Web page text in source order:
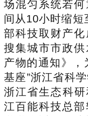
场混匀系统若
间从10小时缩短
部科技取财产
搜集城市市政
产物的通知》，
基座”浙江省科
浙江省生态科
江百能科技总